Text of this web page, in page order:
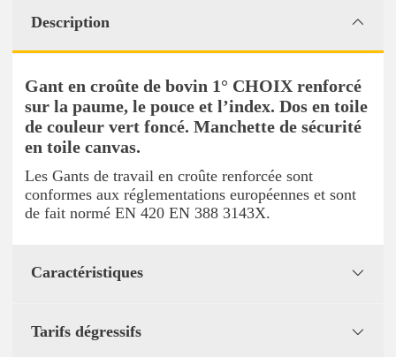
Description
Gant en croûte de bovin 1° CHOIX renforcé
sur la paume, le pouce et l’index. Dos en toile
de couleur vert foncé. Manchette de sécurité
en toile canvas.
Les Gants de travail en croûte renforcée sont
conformes aux réglementations européennes et sont
de fait normé EN 420 EN 388 3143X.
Caractéristiques
Tarifs dégressifs